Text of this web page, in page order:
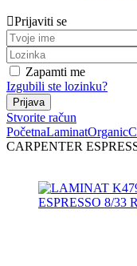
Prijaviti se
Zapamti me
Izgubili ste lozinku?
Stvorite račun
PočetnaLaminatOrganic
CARPENTER